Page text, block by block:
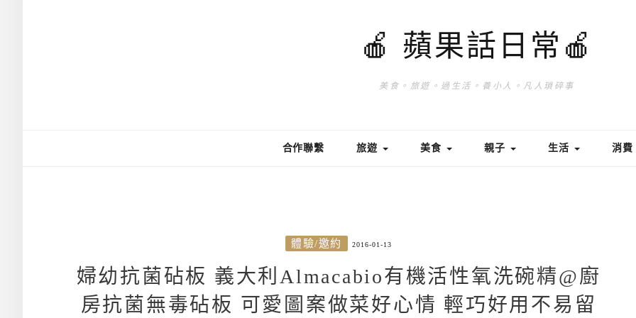
🍎 蘋果話日常🍎
美食。旅遊。過生活。養小人。凡人瑣碎事
合作聯繫 旅遊 美食 親子 生活 消費
體驗/邀約 2016-01-13
婦幼抗菌砧板 義大利Almacabio有機活性氧洗碗精@廚
房抗菌無毒砧板 可愛圖案做菜好心情 輕巧好用不易留